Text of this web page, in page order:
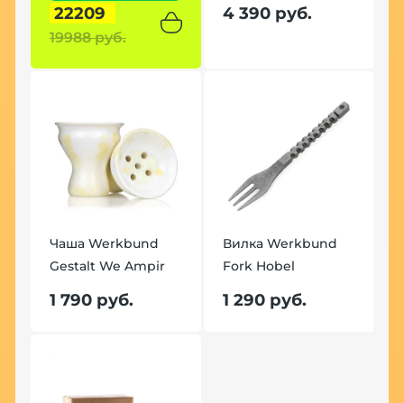
22209
19988 руб.
4 390 руб.
Чаша Werkbund
Gestalt We Ampir
1 790 руб.
Вилка Werkbund
Fork Hobel
1 290 руб.